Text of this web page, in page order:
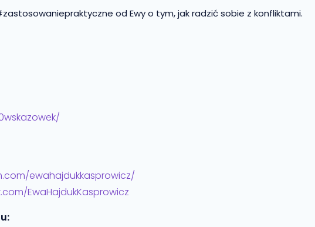
od Ewy o tym, jak radzić sobie z konfliktami.
ewahajdukkasprowicz/
EwaHajdukKasprowicz